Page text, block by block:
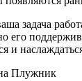
задача
его
и
Плужник